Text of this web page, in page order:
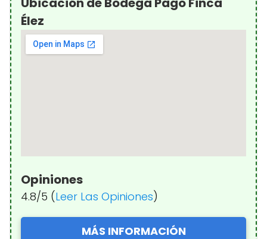
Élez
Opiniones
4.8/5 (Leer Las Opiniones)
MÁS INFORMACIÓN